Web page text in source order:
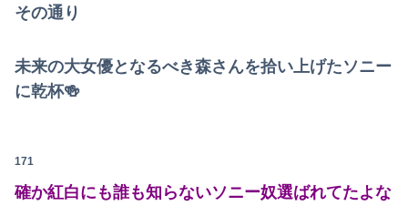
その通り
未来の大女優となるべき森さんを拾い上げたソニー
に乾杯🍻
171
確か紅白にも誰も知らないソニー奴選ばれてたよな